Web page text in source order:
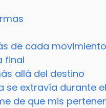
de cada movimiento
final
allá del destino
se extravía durante
de que mis